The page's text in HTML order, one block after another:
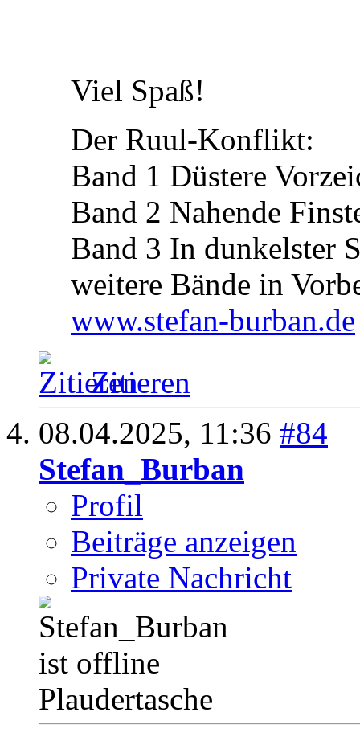
Viel Spaß!
Der Ruul-Konflikt:
Band 1 Düstere
Band 2 Nahende
Band 3 In dunkelster
weitere Bände in
www.stefan-burban.de
Zitieren
08.04.2025, 11:36 #84
Stefan_Burban
Profil
Beiträge anzeigen
Private Nachricht
Plaudertasche